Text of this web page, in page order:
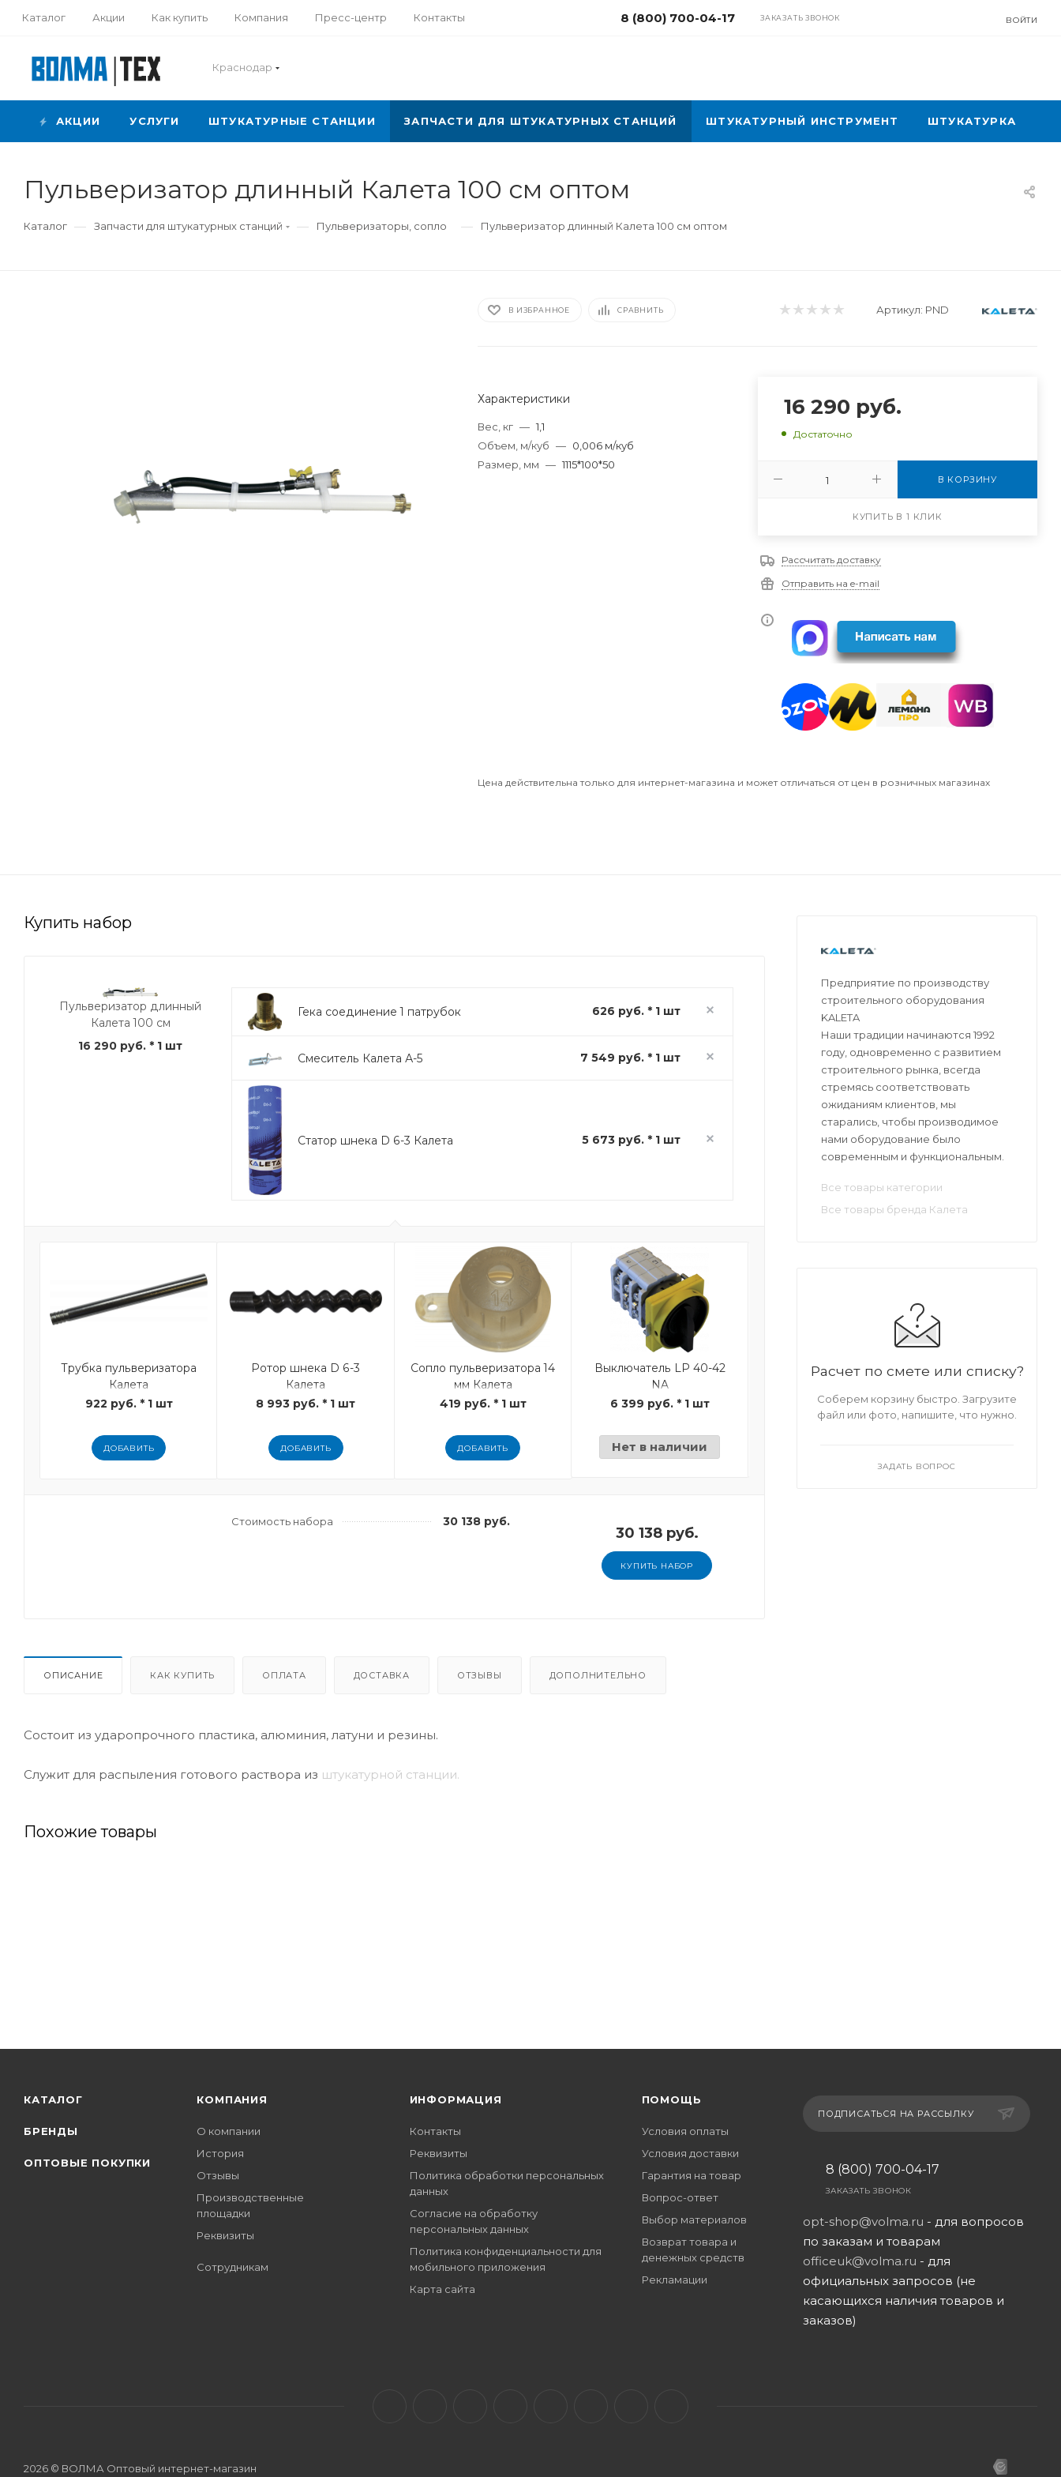
Каталог Акции Как купить Компания Пресс-центр Контакты 8 (800) 700-04-17 ЗАКАЗАТЬ ЗВОНОК ВОЙТИ
Краснодар
АКЦИИ УСЛУГИ ШТУКАТУРНЫЕ СТАНЦИИ ЗАПЧАСТИ ДЛЯ ШТУКАТУРНЫХ СТАНЦИЙ ШТУКАТУРНЫЙ ИНСТРУМЕНТ ШТУКАТУРКА
Пульверизатор длинный Калета 100 см оптом
Каталог — Запчасти для штукатурных станций — Пульверизаторы, сопло — Пульверизатор длинный Калета 100 см оптом
В ИЗБРАННОЕ СРАВНИТЬ Артикул: PND
Характеристики
Вес, кг — 1,1
Объем, м/куб — 0,006 м/куб
Размер, мм — 1115*100*50
16 290 руб.
Достаточно
В КОРЗИНУ
КУПИТЬ В 1 КЛИК
Рассчитать доставку
Отправить на e-mail
Цена действительна только для интернет-магазина и может отличаться от цен в розничных магазинах
Купить набор
Пульверизатор длинный
Калета 100 см
16 290 руб. * 1 шт
Гека соединение 1 патрубок 626 руб. * 1 шт
Смеситель Калета А-5 7 549 руб. * 1 шт
Статор шнека D 6-3 Калета 5 673 руб. * 1 шт
Трубка пульверизатора
Калета
922 руб. * 1 шт
ДОБАВИТЬ
Ротор шнека D 6-3
Калета
8 993 руб. * 1 шт
ДОБАВИТЬ
Сопло пульверизатора 14
мм Калета
419 руб. * 1 шт
ДОБАВИТЬ
Выключатель LP 40-42
NA
6 399 руб. * 1 шт
Нет в наличии
Пульверизатор с
25 Калета 50 см
16 402 руб. * 1 шт
Пульверизатор
12 443 руб. * 1
Стоимость набора 30 138 руб.
30 138 руб.
КУПИТЬ НАБОР
ОПИСАНИЕ КАК КУПИТЬ ОПЛАТА ДОСТАВКА ОТЗЫВЫ ДОПОЛНИТЕЛЬНО
Состоит из ударопрочного пластика, алюминия, латуни и резины.
Служит для распыления готового раствора из штукатурной станции.
Похожие товары
Предприятие по производству
строительного оборудования
KALETA
Наши традиции начинаются 1992
году, одновременно с развитием
строительного рынка, всегда
стремясь соответствовать
ожиданиям клиентов, мы
старались, чтобы производимое
нами оборудование было
современным и функциональным.
Все товары категории
Все товары бренда Калета
Расчет по смете или списку?
Соберем корзину быстро. Загрузите
файл или фото, напишите, что нужно.
ЗАДАТЬ ВОПРОС
КАТАЛОГ
БРЕНДЫ
ОПТОВЫЕ ПОКУПКИ
КОМПАНИЯ
О компании
История
Отзывы
Производственные
площадки
Реквизиты
Сотрудникам
ИНФОРМАЦИЯ
Контакты
Реквизиты
Политика обработки персональных
данных
Согласие на обработку
персональных данных
Политика конфиденциальности для
мобильного приложения
Карта сайта
ПОМОЩЬ
Условия оплаты
Условия доставки
Гарантия на товар
Вопрос-ответ
Выбор материалов
Возврат товара и
денежных средств
Рекламации
ПОДПИСАТЬСЯ НА РАССЫЛКУ
8 (800) 700-04-17
ЗАКАЗАТЬ ЗВОНОК
opt-shop@volma.ru - для вопросов
по заказам и товарам
officeuk@volma.ru - для
официальных запросов (не
касающихся наличия товаров и
заказов)
2026 © ВОЛМА Оптовый интернет-магазин